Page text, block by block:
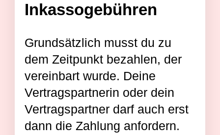
Inkassogebühren
Grundsätzlich musst du zu
dem Zeitpunkt bezahlen, der
vereinbart wurde. Deine
Vertragspartnerin oder dein
Vertragspartner darf auch erst
dann die Zahlung anfordern.